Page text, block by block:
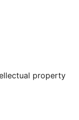
property